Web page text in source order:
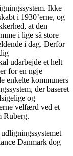
Ikke
i 1930’erne, og
at den
i lige så store
i dag. Derfor
udarbejde et helt
for en nøje
enkelte kommuners
der baseret
og
velfærd ved et
Ruberg.
Danmark dog